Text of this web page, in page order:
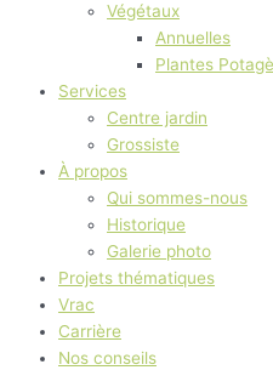
Végétaux
Annuelles
Plantes
Services
Centre jardin
Grossiste
À propos
Qui sommes-nous
Historique
Galerie photo
Projets thématiques
Vrac
Carrière
Nos conseils